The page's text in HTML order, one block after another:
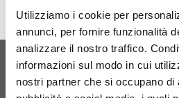
Utilizziamo i cookie per
annunci, per fornire funzionalità
analizzare il nostro traffico.
informazioni sul modo in cui
nostri partner che si occupano di
EDITORIALE|Luglio 2026